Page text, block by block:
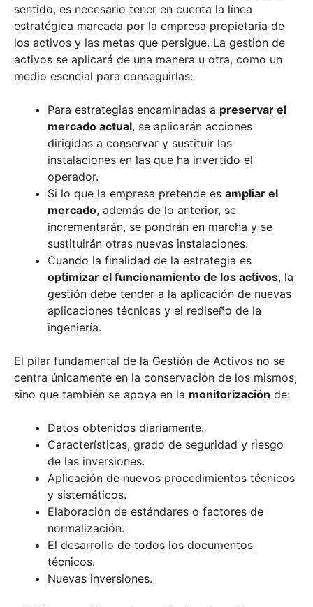
sentido, es necesario tener en cuenta la línea
estratégica marcada por la empresa propietaria de
los activos y las metas que persigue. La gestión de
activos se aplicará de una manera u otra, como un
medio esencial para conseguirlas:
Para estrategias encaminadas a preservar el
mercado actual, se aplicarán acciones
dirigidas a conservar y sustituir las
instalaciones en las que ha invertido el
operador.
Si lo que la empresa pretende es ampliar el
mercado, además de lo anterior, se
incrementarán, se pondrán en marcha y se
sustituirán otras nuevas instalaciones.
Cuando la finalidad de la estrategia es
optimizar el funcionamiento de los activos, la
gestión debe tender a la aplicación de nuevas
aplicaciones técnicas y el rediseño de la
ingeniería.
El pilar fundamental de la Gestión de Activos no se
centra únicamente en la conservación de los mismos,
sino que también se apoya en la monitorización de:
Datos obtenidos diariamente.
Características, grado de seguridad y riesgo
de las inversiones.
Aplicación de nuevos procedimientos técnicos
y sistemáticos.
Elaboración de estándares o factores de
normalización.
El desarrollo de todos los documentos
técnicos.
Nuevas inversiones.